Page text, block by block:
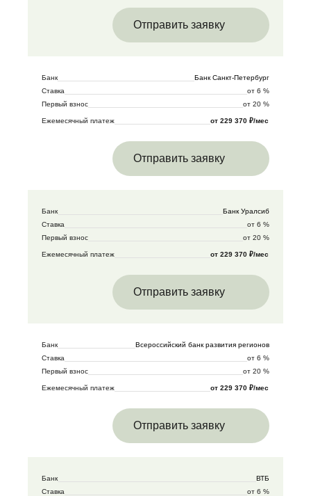
Отправить заявку
Банк
Банк Санкт-Петербург
Ставка
от 6 %
Первый взнос
от 20 %
Ежемесячный платеж от 229 370 ₽/мес
Отправить заявку
Банк
Банк Уралсиб
Ставка
от 6 %
Первый взнос
от 20 %
Ежемесячный платеж от 229 370 ₽/мес
Отправить заявку
Банк
Всероссийский банк развития регионов
Ставка
от 6 %
Первый взнос
от 20 %
Ежемесячный платеж от 229 370 ₽/мес
Отправить заявку
Банк
ВТБ
Ставка
от 6 %